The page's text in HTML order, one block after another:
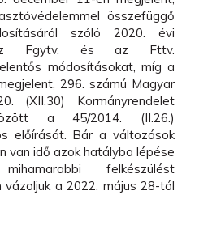
összefüggő
szóló 2020. évi
Fgytv. és az Fttv.
módosításokat, míg a
296. számú Magyar
(XII.30) Kormányrendelet
a 45/2014. (II.26.)
előírását. Bár a változások
van idő azok hatályba lépése
felkészülést
vázoljuk a 2022. május 28-tól